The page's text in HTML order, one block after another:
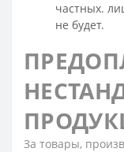
частных.
не будет.
За товары,